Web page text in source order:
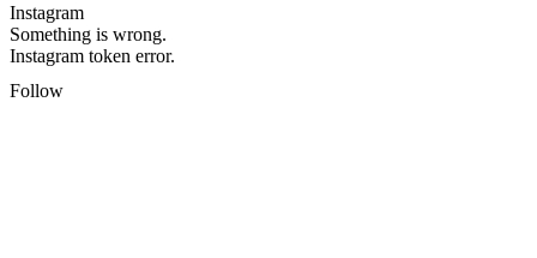
Instagram
Something is wrong.
Instagram token error.
Follow